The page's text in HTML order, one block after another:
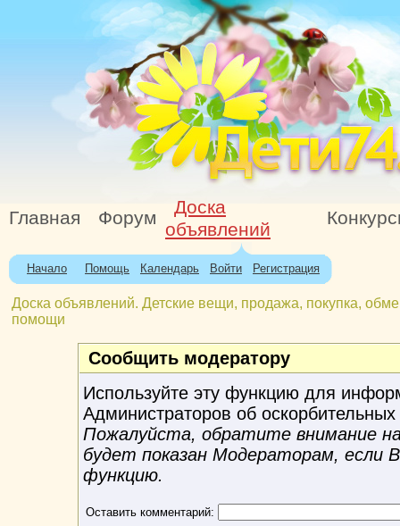
Главная Форум
Доска
объявлений
Начало Помощь Календарь Войти Регистрация
Доска объявлений. Детские вещи, продажа, покупка,
помощи
Сообщить модератору
Используйте эту функцию для
Администраторов об
Пожалуйста, обратите внимание
будет показан Модераторам, если
функцию.
Оставить комментарий: